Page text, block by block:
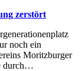
zerstört
noch ein
Moritzburger
durch…